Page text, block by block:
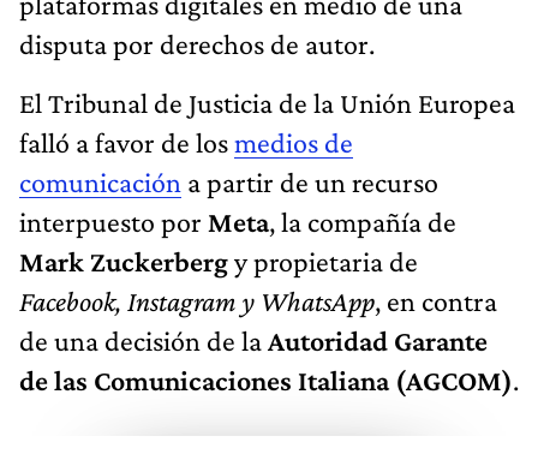
disputa por derechos de autor.
El Tribunal de Justicia de la Unión Europea
falló a favor de losmedios de
comunicación a partir de un recurso
interpuesto por Meta, la compañía de
Mark Zuckerbergy propietaria de
Facebook, Instagram y WhatsApp, en contra
de una decisión de laAutoridad Garante
de las Comunicaciones Italiana (AGCOM).